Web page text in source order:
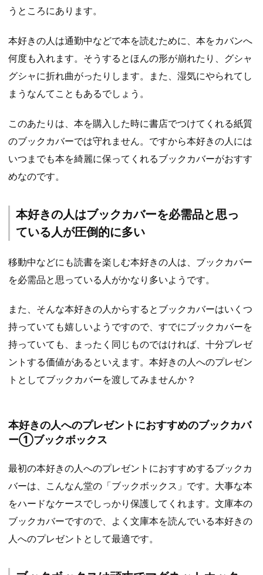
うところにあります。
本好きの人は通勤中などで本を読むために、本をカバンへ
何度も入れます。そうするとほんの形が崩れたり、グシャ
グシャに折れ曲がったりします。また、湿気にやられてし
まうなんてこともあるでしょう。
このあたりは、本を購入した時に書店でつけてくれる紙質
のブックカバーでは守れません。ですから本好きの人には
いつまでも本を綺麗に保ってくれるブックカバーがおすす
めなのです。
本好きの人はブックカバーを必需品と思っ
ている人が圧倒的に多い
移動中などにも読書を楽しむ本好きの人は、ブックカバー
を必需品と思っている人がかなり多いようです。
また、そんな本好きの人からするとブックカバーはいくつ
持っていても嬉しいようですので、すでにブックカバーを
持っていても、まったく同じものではければ、十分プレゼ
ントする価値があるといえます。本好きの人へのプレゼン
トとしてブックカバーを渡してみませんか？
本好きの人へのプレゼントにおすすめのブックカバ
ー①ブックボックス
最初の本好きの人へのプレゼントにおすすめするブックカ
バーは、こんなん堂の「ブックボックス」です。大事な本
をハードなケースでしっかり保護してくれます。文庫本の
ブックカバーですので、よく文庫本を読んでいる本好きの
人へのプレゼントとして最適です。